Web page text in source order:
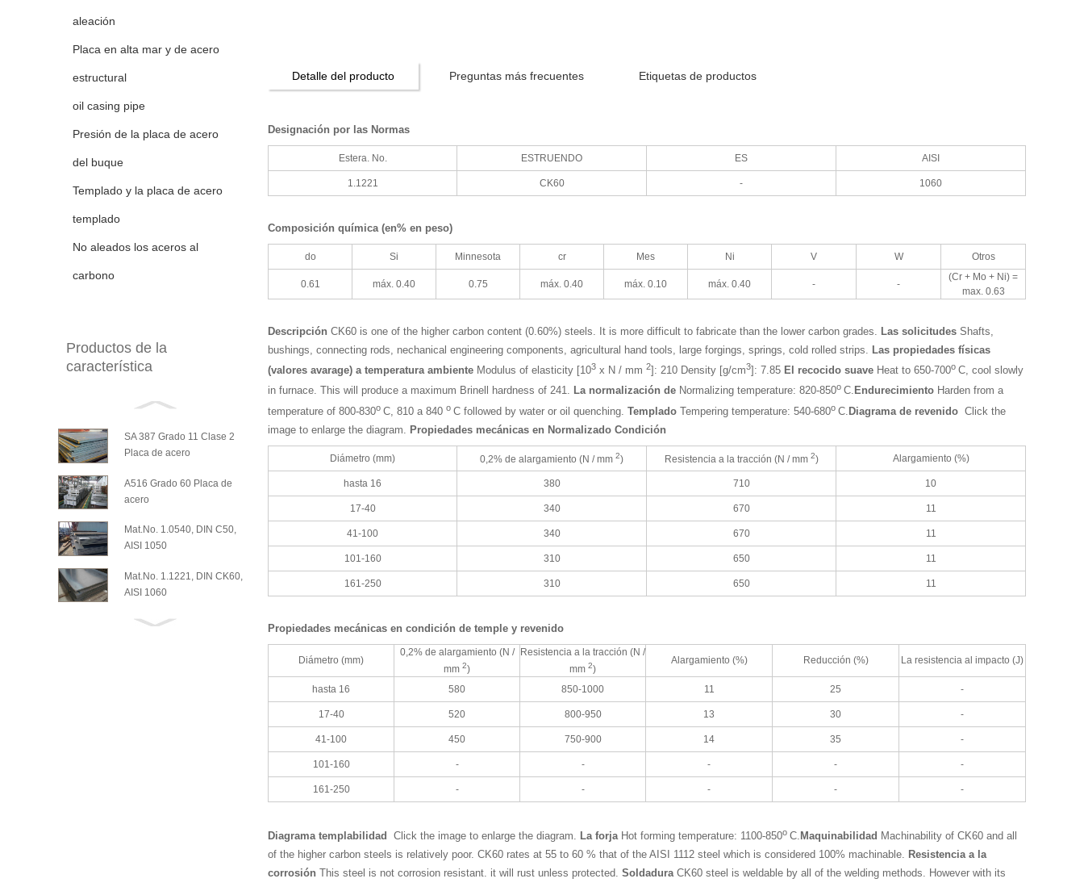
aleación
Placa en alta mar y de acero
estructural
oil casing pipe
Presión de la placa de acero
del buque
Templado y la placa de acero
templado
No aleados los aceros al
carbono
Productos de la
característica
SA 387 Grado 11 Clase 2
Placa de acero
A516 Grado 60 Placa de
acero
Mat.No. 1.0540, DIN C50,
AISI 1050
Mat.No. 1.1221, DIN CK60,
AISI 1060
Detalle del producto Preguntas más frecuentes Etiquetas de productos
Designación por las Normas
Estera. No. ESTRUENDO ES AISI
1.1221 CK60 - 1060
Composición química (en% en peso)
do Si Minnesota cr Mes Ni V W Otros
0.61 máx. 0.40 0.75 máx. 0.40 máx. 0.10 máx. 0.40 - -
(Cr + Mo + Ni) =
max. 0.63
Descripción CK60 is one of the higher carbon content (0.60%) steels. It is more difficult to fabricate than the lower carbon grades. Las solicitudes Shafts,
bushings, connecting rods, nechanical engineering components, agricultural hand tools, large forgings, springs, cold rolled strips. Las propiedades físicas
(valores avarage) a temperatura ambiente Modulus of elasticity [103 x N / mm 2]: 210 Density [g/cm3]: 7.85 El recocido suave Heat to 650-700o C, cool slowly
in furnace. This will produce a maximum Brinell hardness of 241. La normalización de Normalizing temperature: 820-850o C. Endurecimiento Harden from a
temperature of 800-830o C, 810 a 840 o C followed by water or oil quenching. Templado Tempering temperature: 540-680o C. Diagrama de revenido Click the
image to enlarge the diagram.
Propiedades mecánicas en Normalizado Condición
Diámetro (mm) 0,2% de alargamiento (N / mm 2) Resistencia a la tracción (N / mm 2) Alargamiento (%)
hasta 16 380 710 10
17-40 340 670 11
41-100 340 670 11
101-160 310 650 11
161-250 310 650 11
Propiedades mecánicas en condición de temple y revenido
Diámetro (mm)
0,2% de alargamiento (N /
mm 2)
Resistencia a la tracción (N /
mm 2)
Alargamiento (%) Reducción (%) La resistencia al impacto (J)
hasta 16 580 850-1000 11 25 -
17-40 520 800-950 13 30 -
41-100 450 750-900 14 35 -
101-160 - - - - -
161-250 - - - - -
Diagrama templabilidad Click the image to enlarge the diagram. La forja Hot forming temperature: 1100-850o C. Maquinabilidad Machinability of CK60 and all
of the higher carbon steels is relatively poor. CK60 rates at 55 to 60 % that of the AISI 1112 steel which is considered 100% machinable. Resistencia a la
corrosión This steel is not corrosion resistant. it will rust unless protected. Soldadura CK60 steel is weldable by all of the welding methods. However with its